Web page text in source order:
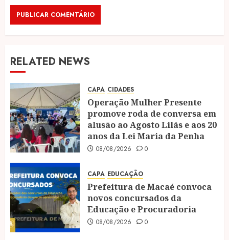
RELATED NEWS
CAPA CIDADES
Operação Mulher Presente
promove roda de conversa em
alusão ao Agosto Lilás e aos 20
anos da Lei Maria da Penha
08/08/2026 0
CAPA EDUCAÇÃO
Prefeitura de Macaé convoca
novos concursados da
Educação e Procuradoria
08/08/2026 0